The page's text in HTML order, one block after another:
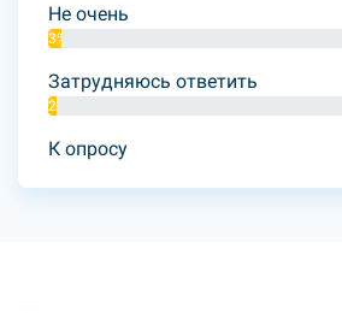
Не очень
3%
Затрудняюсь ответить
2%
К опросу